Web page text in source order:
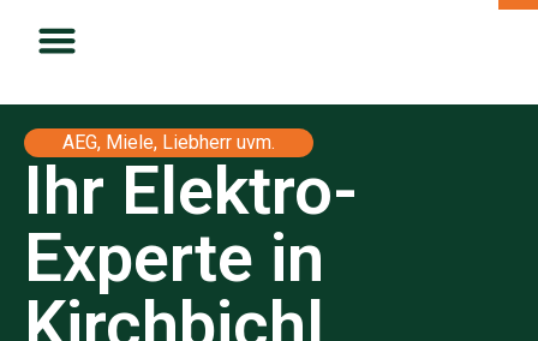
AEG, Miele, Liebherr uvm.
Ihr Elektro-
Experte in